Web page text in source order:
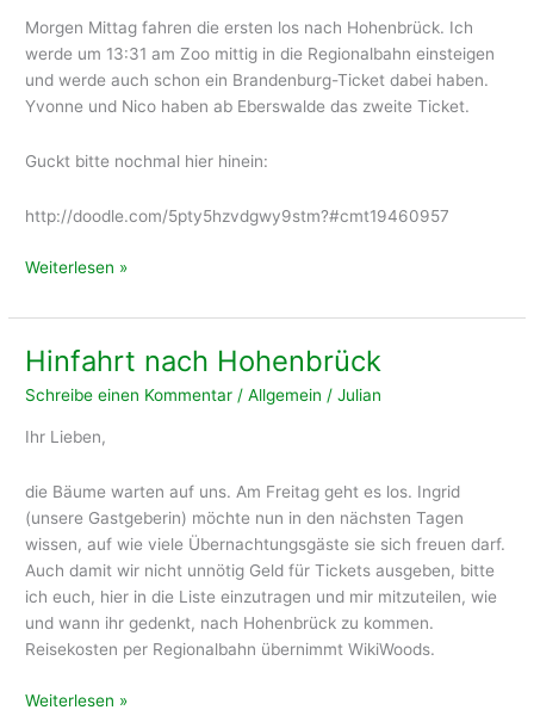
Morgen Mittag fahren die ersten los nach Hohenbrück. Ich
werde um 13:31 am Zoo mittig in die Regionalbahn einsteigen
und werde auch schon ein Brandenburg-Ticket dabei haben.
Yvonne und Nico haben ab Eberswalde das zweite Ticket.
Guckt bitte nochmal hier hinein:
http://doodle.com/5pty5hzvdgwy9stm?#cmt19460957
Morgen
es
Weiterlesen »
Hinfahrt nach Hohenbrück
Schreibe einen Kommentar /Allgemein /Julian
Ihr Lieben,
die Bäume warten auf uns. Am Freitag geht es los. Ingrid
(unsere Gastgeberin) möchte nun in den nächsten Tagen
wissen, auf wie viele Übernachtungsgäste sie sich freuen darf.
Auch damit wir nicht unnötig Geld für Tickets ausgeben, bitte
ich euch, hier in die Liste einzutragen und mir mitzuteilen, wie
und wann ihr gedenkt, nach Hohenbrück zu kommen.
Reisekosten per Regionalbahn übernimmt WikiWoods.
Hinfahrt
Weiterlesen »